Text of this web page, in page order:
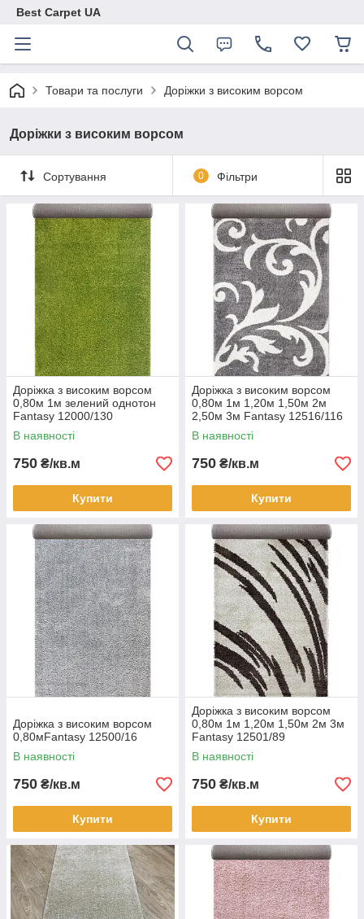
Best Carpet UA
Товари та послуги Доріжки з високим ворсом
Доріжки з високим ворсом
Сортування 0 Фільтри
Доріжка з високим ворсом
0,80м 1м зелений однотон
Fantasy 12000/130
В наявності
750 ₴/кв.м
Купити
Доріжка з високим ворсом
0,80м 1м 1,20м 1,50м 2м
2,50м 3м Fantasy 12516/116
В наявності
750 ₴/кв.м
Купити
Доріжка з високим ворсом
0,80мFantasy 12500/16
В наявності
750 ₴/кв.м
Купити
Доріжка з високим ворсом
0,80м 1м 1,20м 1,50м 2м 3м
Fantasy 12501/89
В наявності
750 ₴/кв.м
Купити